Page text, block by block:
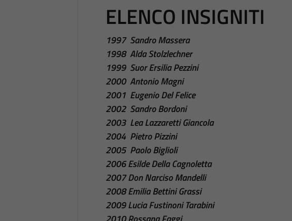
ELENCO INSIGNITI
1997 Sandro Massera
1998 Alda Stolzlechner
1999 Suor Ersilia Pezzini
2000 Antonio Magni
2001 Eugenio Del Felice
2002 Sandro Bordoni
2003 Lea Lazzaretti Giancola
2004 Pietro Pizzini
2005 Paolo Biglioli
2006 Esilde Della Cagnoletta
2007 Don Narciso Mandelli
2008 Emilia Bettini Grassi
2009 Lucia Fustinoni Tarabini